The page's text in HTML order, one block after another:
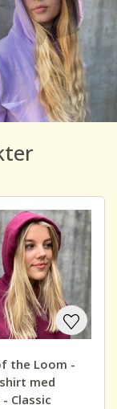
the Loom -
med
Classic